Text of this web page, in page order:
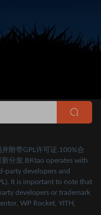
附带GPL许可证.100%合
分发.BKtao operates with
party developers and
It is important to note that
developers or trademark
WP Rocket, YITH,